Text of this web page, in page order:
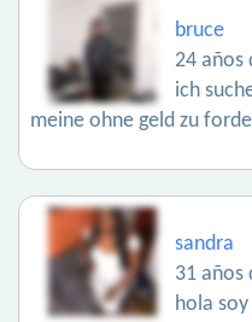
bruce
24 años
ich
meine ohne geld zu
sandra
31 años
hola